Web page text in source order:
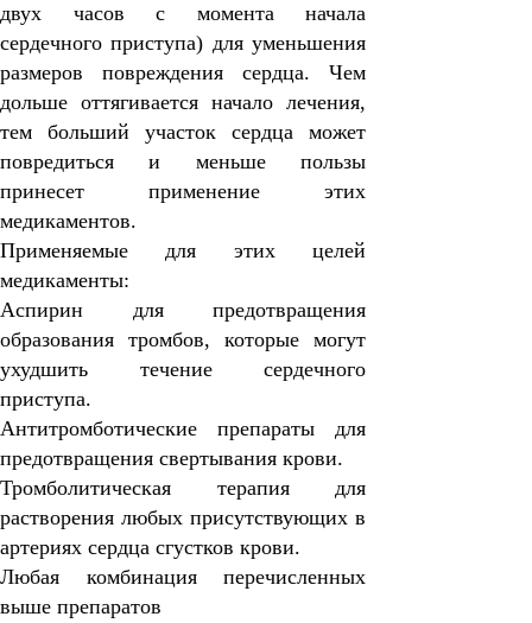
двух часов с момента начала
сердечного приступа) для уменьшения
размеров повреждения сердца. Чем
дольше оттягивается начало лечения,
тем больший участок сердца может
повредиться и меньше пользы
принесет применение этих
медикаментов.
Применяемые для этих целей
медикаменты:
Аспирин для предотвращения
образования тромбов, которые могут
ухудшить течение сердечного
приступа.
Антитромботические препараты для
предотвращения свертывания крови.
Тромболитическая терапия для
растворения любых присутствующих в
артериях сердца сгустков крови.
Любая комбинация перечисленных
выше препаратов